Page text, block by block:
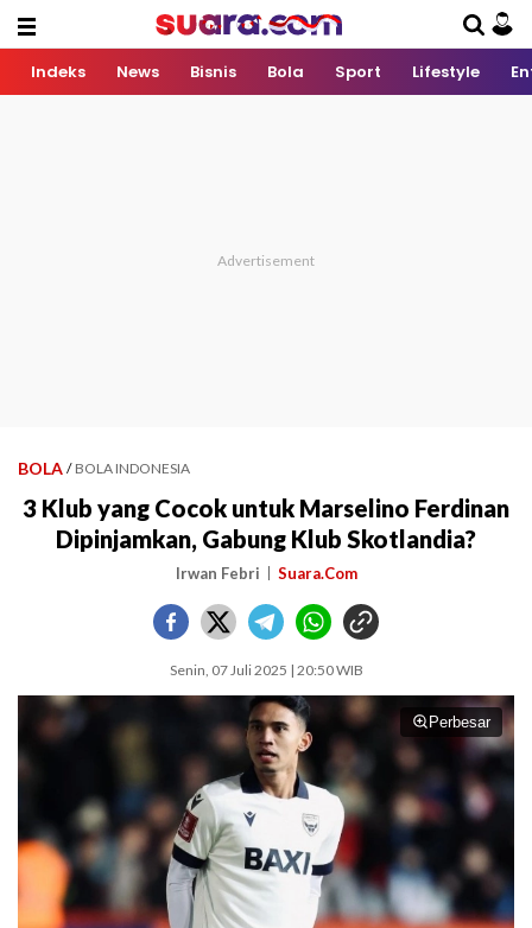
Indeks News Bisnis Bola Sport Lifestyle
BOLA / BOLA INDONESIA
3 Klub yang Cocok untuk Marselino Ferdinan
Dipinjamkan, Gabung Klub Skotlandia?
Irwan Febri Suara.Com
Senin, 07 Juli 2025 | 20:50 WIB
Perbesar